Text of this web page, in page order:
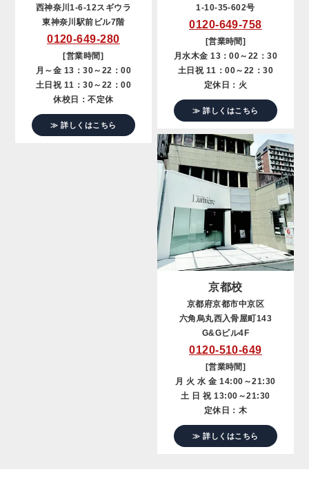
西神奈川1-6-12スギウラ
東神奈川駅前ビル7階
0120-649-280
[営業時間]
月～金 13：30～22：00
土日祝 11：30～22：00
休校日：不定休
≫ 詳しくはこちら
1-10-35-602号
0120-649-758
[営業時間]
月水木金 13：00～22：30
土日祝 11：00～22：30
定休日：火
≫ 詳しくはこちら
京都校
京都府京都市中京区
六角烏丸西入骨屋町143
G&Gビル4F
0120-510-649
[営業時間]
月 火 水 金 14:00～21:30
土 日 祝 13:00～21:30
定休日：木
≫ 詳しくはこちら